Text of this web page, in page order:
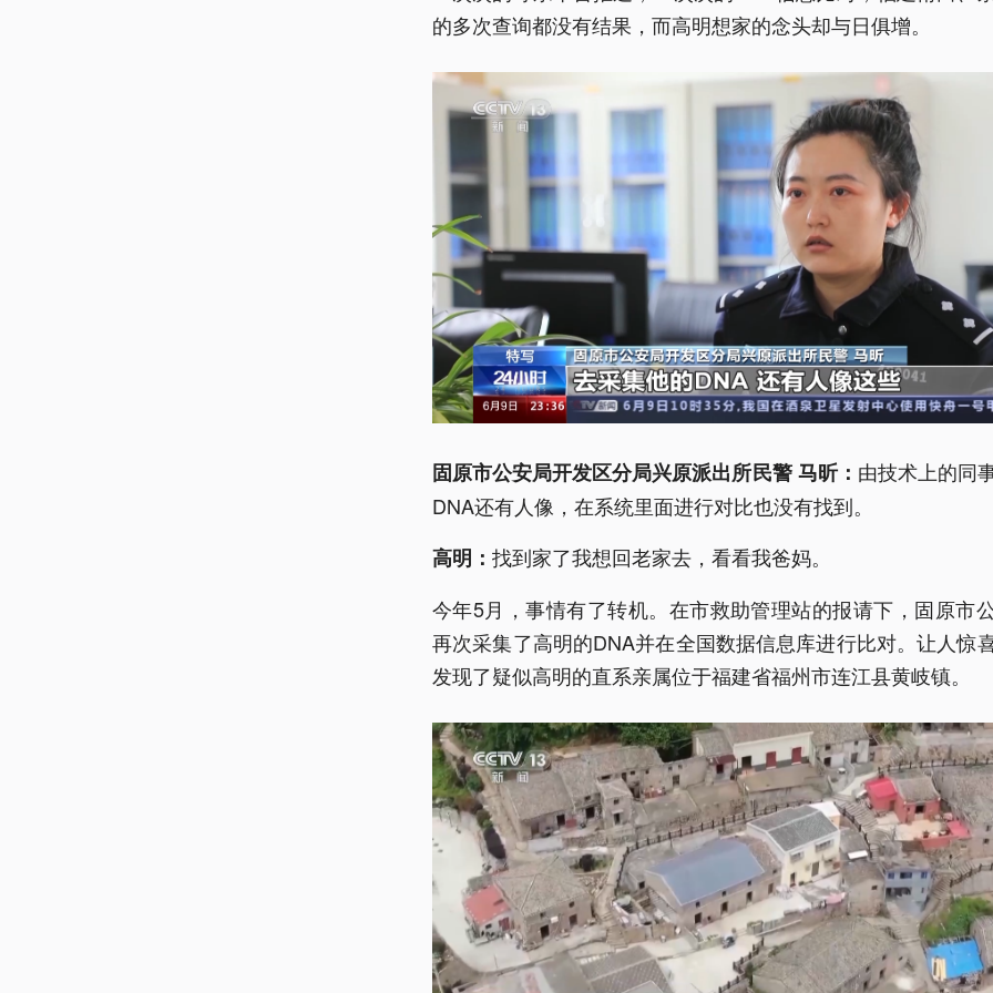
的多次查询都没有结果，而高明想家的念头却与日俱增。
固原市公安局开发区分局兴原派出所民警 马昕： 由技术上的同
DNA还有人像，在系统里面进行对比也没有找到。
高明： 找到家了我想回老家去，看看我爸妈。
今年5月，事情有了转机。在市救助管理站的报请下，固原市
再次采集了高明的DNA并在全国数据信息库进行比对。让人惊
发现了疑似高明的直系亲属位于福建省福州市连江县黄岐镇。